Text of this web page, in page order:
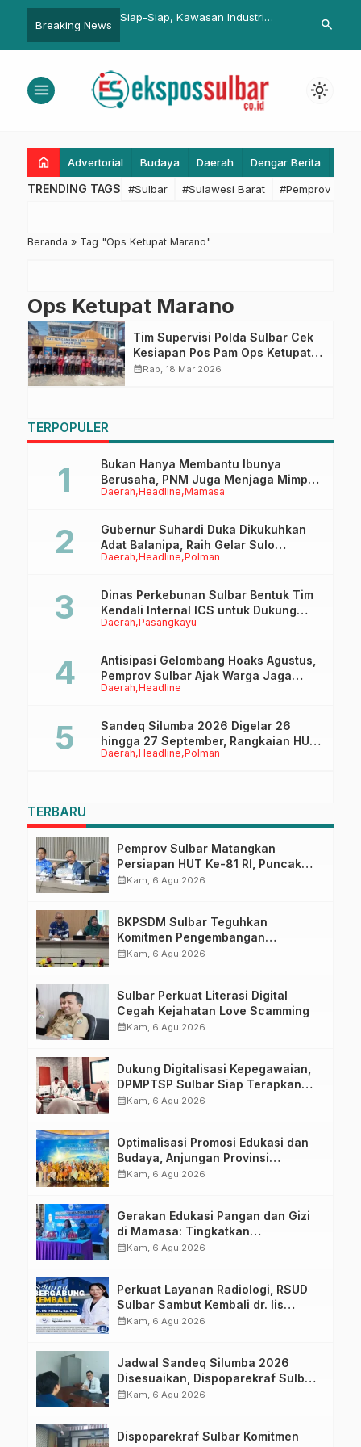
Breaking News
Siap-Siap, Kawasan Industri
Ribu Tenaga Kerja
Pj Gubernur
Tahap III
search
menu light_mode
home Advertorial Budaya Daerah Dengar Berita
TRENDING TAGS #Sulbar #Sulawesi Barat #Pemprov
Beranda » Tag "Ops Ketupat Marano"
Ops Ketupat Marano
Tim Supervisi Polda Sulbar Cek
Kesiapan Pos Pam Ops Ketupat
Marano di Polman
calendar_monthRab, 18 Mar 2026
TERPOPULER
Daerah Headline Mamasa
Bukan Hanya Membantu Ibunya
Berusaha, PNM Juga Menjaga Mimpi
Anaknya Untuk Menggapai Cita-Cita
Daerah Headline Polman
Gubernur Suhardi Duka Dikukuhkan
Adat Balanipa, Raih Gelar Sulo
Tappidena
Daerah Pasangkayu
Dinas Perkebunan Sulbar Bentuk Tim
Kendali Internal ICS untuk Dukung
Sertifikasi ISPO Pekebun di
Daerah Headline
Antisipasi Gelombang Hoaks Agustus,
Pemprov Sulbar Ajak Warga Jaga
Ruang Digital
Daerah Headline Polman
Sandeq Silumba 2026 Digelar 26
hingga 27 September, Rangkaian HUT
Sulbar
TERBARU
Pemprov Sulbar Matangkan
Persiapan HUT Ke-81 RI, Puncak
Upacara di Lapangan Ahmad
calendar_monthKam, 6 Agu 2026
BKPSDM Sulbar Teguhkan
Komitmen Pengembangan
Kompetensi ASN melalui
calendar_monthKam, 6 Agu 2026
Sulbar Perkuat Literasi Digital
Cegah Kejahatan Love Scamming
calendar_monthKam, 6 Agu 2026
Dukung Digitalisasi Kepegawaian,
DPMPTSP Sulbar Siap Terapkan
Aplikasi FLEKSI ASN
calendar_monthKam, 6 Agu 2026
Optimalisasi Promosi Edukasi dan
Budaya, Anjungan Provinsi
Sulawesi Barat Perkuat Kolaborasi
calendar_monthKam, 6 Agu 2026
Gerakan Edukasi Pangan dan Gizi
di Mamasa: Tingkatkan
Pengetahuan dan Keterampilan
calendar_monthKam, 6 Agu 2026
Perkuat Layanan Radiologi, RSUD
Sulbar Sambut Kembali dr. Iis
Imelda, Sp.Rad
calendar_monthKam, 6 Agu 2026
Jadwal Sandeq Silumba 2026
Disesuaikan, Dispoparekraf Sulbar
Pastikan Persiapan Tetap
calendar_monthKam, 6 Agu 2026
Dispoparekraf Sulbar Komitmen